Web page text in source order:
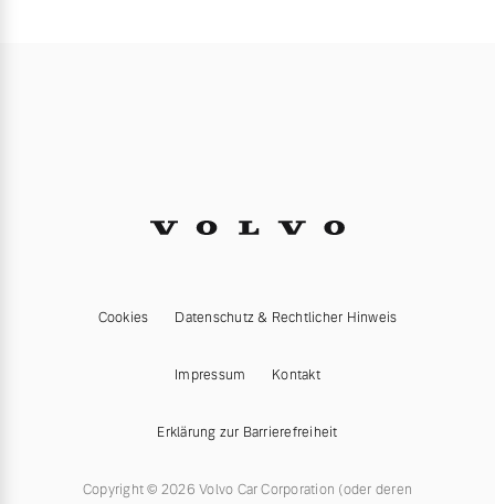
Cookies Datenschutz & Rechtlicher Hinweis
Impressum Kontakt
Erklärung zur Barrierefreiheit
Copyright © 2026 Volvo Car Corporation (oder deren